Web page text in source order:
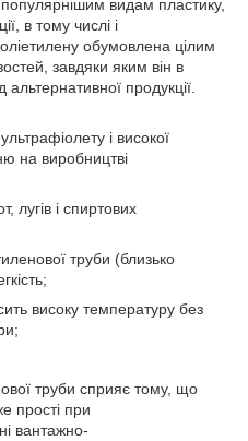
видам пластику,
в тому числі і
обумовлена цілим
завдяки яким він в
альтернативної продукції.
і високої
на виробництві
лугів і спиртових
труби (близько
високу температуру без
труби сприяє тому, що
прості при
вантажно-